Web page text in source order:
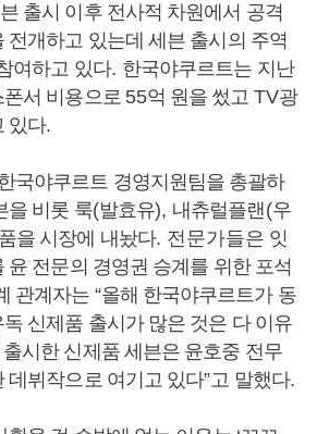
출시 이후 전사적 차원에서 공격
전개하고 있는데 세븐 출시의 주역
여하고 있다. 한국야쿠르트는 지난
서 비용으로 55억 원을 썼고 TV광
있다.
국야쿠르트 경영지원팀을 총괄하
을 비롯 룩(발효유), 내츄럴플랜(우
을 시장에 내놨다. 전문가들은 잇
윤 전문의 경영권 승계를 위한 포석
관계자는 “올해 한국야쿠르트가 동
신제품 출시가 많은 것은 다 이유
시한 신제품 세븐은 윤호중 전무
데뷔작으로 여기고 있다”고 말했다.